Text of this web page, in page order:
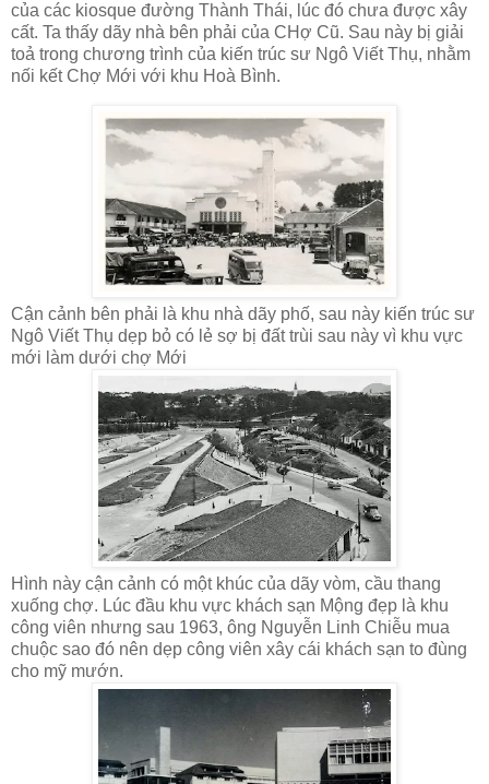
của các kiosque đường Thành Thái, lúc đó chưa được xây
cất. Ta thấy dãy nhà bên phải của CHợ Cũ. Sau này bị giải
toả trong chương trình của kiến trúc sư Ngô Viết Thụ, nhằm
nối kết Chợ Mới với khu Hoà Bình.
Cận cảnh bên phải là khu nhà dãy phố, sau này kiến trúc sư
Ngô Viết Thụ dẹp bỏ có lẻ sợ bị đất trùi sau này vì khu vực
mới làm dưới chợ Mới
Hình này cận cảnh có một khúc của dãy vòm, cầu thang
xuống chợ. Lúc đầu khu vực khách sạn Mộng đẹp là khu
công viên nhưng sau 1963, ông Nguyễn Linh Chiễu mua
chuộc sao đó nên dẹp công viên xây cái khách sạn to đùng
cho mỹ mướn.